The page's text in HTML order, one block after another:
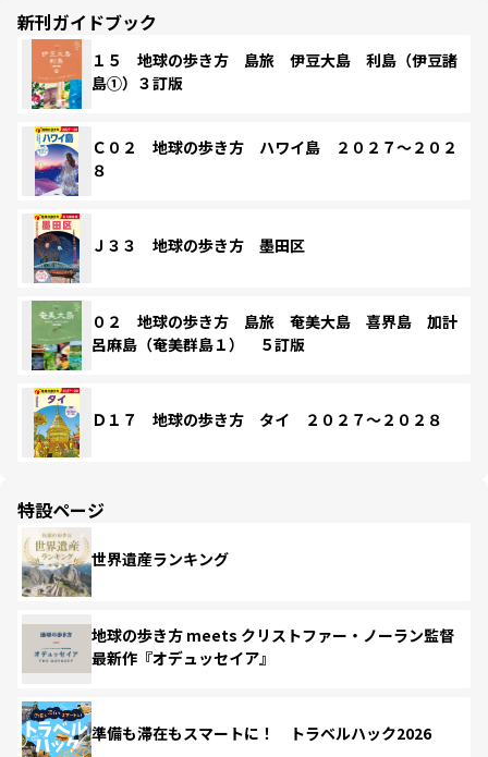
新刊ガイドブック
１５ 地球の歩き方 島旅 伊豆大島 利島（伊豆諸
島①）３訂版
Ｃ０２ 地球の歩き方 ハワイ島 ２０２７～２０２
８
Ｊ３３ 地球の歩き方 墨田区
０２ 地球の歩き方 島旅 奄美大島 喜界島 加計
呂麻島（奄美群島１） ５訂版
Ｄ１７ 地球の歩き方 タイ ２０２７～２０２８
特設ページ
世界遺産ランキング
地球の歩き方 meets クリストファー・ノーラン監督
最新作『オデュッセイア』
準備も滞在もスマートに！ トラベルハック2026